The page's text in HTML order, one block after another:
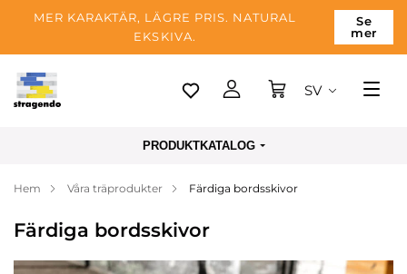
MER KARAKTÄR, LÄGRE PRIS. NATURAL
EKSKIVA.
Se
mer
Tallinn
Betalning
Om företaget
Blogg
SV
PRODUKTKATALOG
Hem Våra träprodukter Färdiga bordsskivor
Färdiga bordsskivor